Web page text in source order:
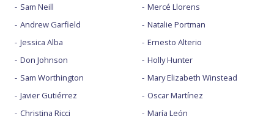
Sam Neill
Andrew Garfield
Jessica Alba
Don Johnson
Sam Worthington
Javier Gutiérrez
Christina Ricci
Mercé Llorens
Natalie Portman
Ernesto Alterio
Holly Hunter
Mary Elizabeth Winstead
Oscar Martínez
María León